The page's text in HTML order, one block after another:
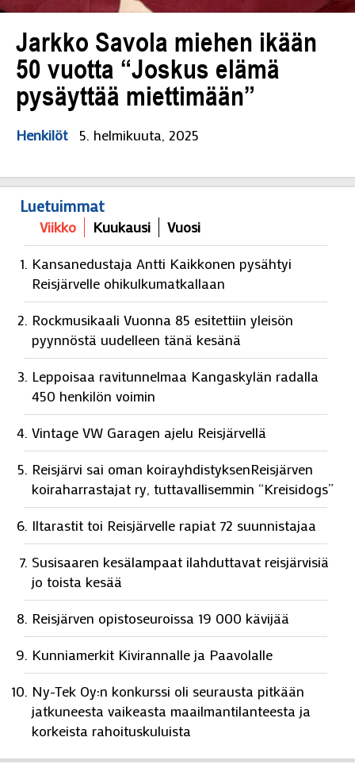
Jarkko Savola miehen ikään
50 vuotta “Joskus elämä
pysäyttää miettimään”
Henkilöt 5. helmikuuta, 2025
Luetuimmat
Viikko Kuukausi
Vuosi
Kansanedustaja Antti Kaikkonen pysähtyi
Reisjärvelle ohikulkumatkallaan
Rockmusikaali Vuonna 85 esitettiin yleisön
pyynnöstä uudelleen tänä kesänä
Leppoisaa ravitunnelmaa Kangaskylän radalla
450 henkilön voimin
Vintage VW Garagen ajelu Reisjärvellä
Reisjärvi sai oman koirayhdistyksenReisjärven
koiraharrastajat ry, tuttavallisemmin “Kreisidogs”
Iltarastit toi Reisjärvelle rapiat 72 suunnistajaa
Susisaaren kesälampaat ilahduttavat reisjärvisiä
jo toista kesää
Reisjärven opistoseuroissa 19 000 kävijää
Kunniamerkit Kivirannalle ja Paavolalle
Ny-Tek Oy:n konkurssi oli seurausta pitkään
jatkuneesta vaikeasta maailmantilanteesta ja
korkeista rahoituskuluista